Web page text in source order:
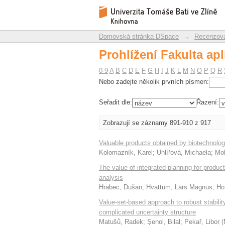
Prohlížení Fakulta
Repozitář DSpace/Manakin
Domovská stránka DSpace →
Prohlížení Fakulta
0-9 A B C D E F G H J K L M N O P Q R
Nebo zadejte několik prvních písmen:
Seřadit dle: Řazení:
Zobrazují se záznamy 891-910 z 917
Valuable products obtained by
Kolomazník, Karel ; Uhlířová, Michaela;
The value of integrated planning for
analysis
Hrabec, Dušan; Hvattum, Lars Magnus;
Value-set-based approach to robust
complicated uncertainty structure
Matušů, Radek; Şenol, Bilal ; Pekař, Libor (